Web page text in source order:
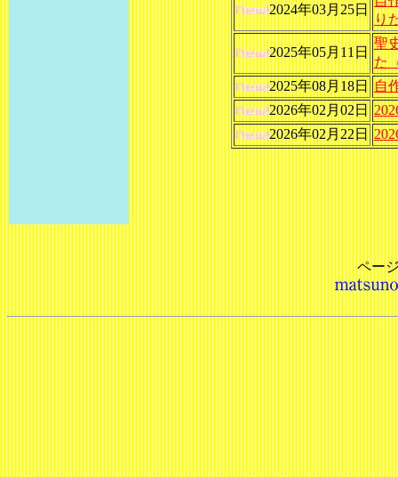
2024年03月25日
り
2025年05月11日
聖
た
2025年08月18日
自
2026年02月02日
2026年02月22日
ペー